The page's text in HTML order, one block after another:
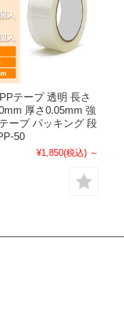
テープ 透明 長さ
厚さ0.05mm 強
ープ パッキング 段
50
¥1,850(税込) ～